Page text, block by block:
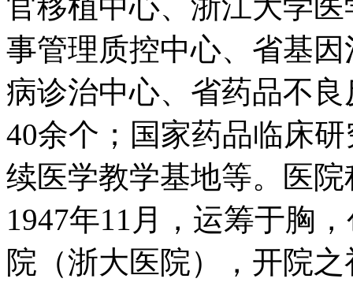
事管理质控中心、省基
病诊治中心、省药品不
40余个；国家药品临床
续医学教学基地等。医
1947年11月，运筹于胸
院（浙大医院），开院